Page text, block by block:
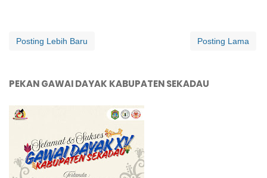
Posting Lebih Baru Posting Lama
PEKAN GAWAI DAYAK KABUPATEN SEKADAU